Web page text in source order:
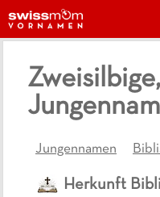
Jungennamen
Herkunft